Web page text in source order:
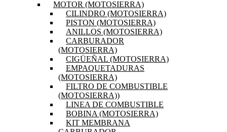
MOTOR (MOTOSIERRA)
CILINDRO (MOTOSIERRA)
PISTON (MOTOSIERRA)
ANILLOS (MOTOSIERRA)
CARBURADOR
(MOTOSIERRA)
CIGÜEÑAL (MOTOSIERRA)
EMPAQUETADURAS
(MOTOSIERRA)
FILTRO DE COMBUSTIBLE
(MOTOSIERRA))
LINEA DE COMBUSTIBLE
BOBINA (MOTOSIERRA)
KIT MEMBRANA